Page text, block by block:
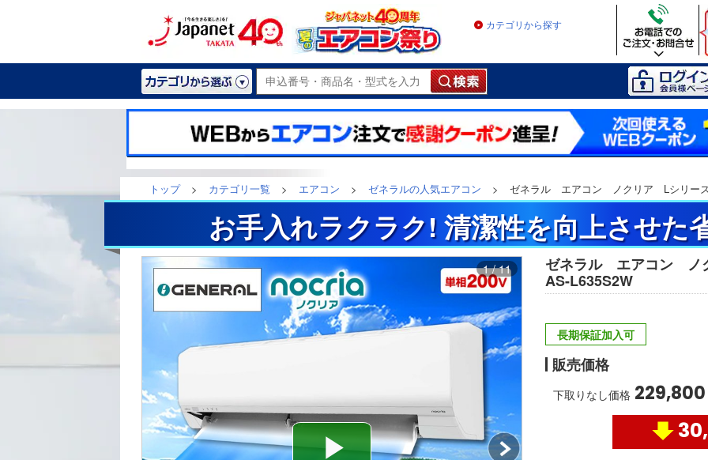
カテゴリから探す
トップ > カテゴリ一覧 > エアコン > ゼネラルの人気エアコン > ゼネラル エアコン ノクリア Lシリー
お手入れラクラク! 清潔性を向上させた
1 / 11
ゼネラル エアコン
AS-L635S2W
長期保証加入可
販売価格
下取りなし価格 229,800